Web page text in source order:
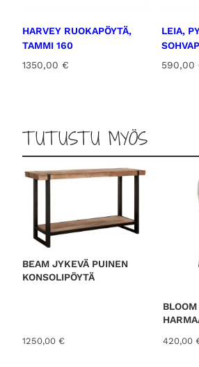
HARVEY RUOKAPÖYTÄ,
TAMMI 160
1350,00 €
LEIA,
590,00
TUTUSTU MYÖS
BEAM JYKEVÄ PUINEN
KONSOLIPÖYTÄ
1250,00 € 420,00